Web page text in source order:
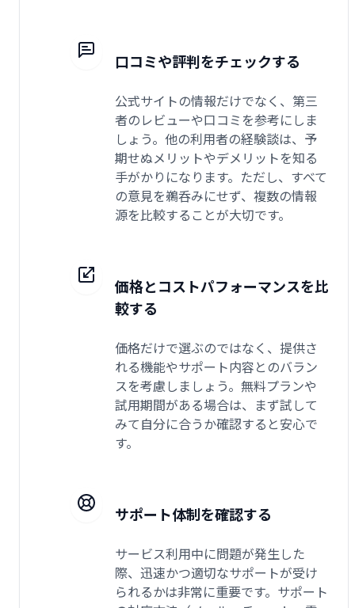
口コミや評判をチェックする
公式サイトの情報だけでなく、第三
者のレビューや口コミを参考にしま
しょう。他の利用者の経験談は、予
期せぬメリットやデメリットを知る
手がかりになります。ただし、すべて
の意見を鵜呑みにせず、複数の情報
源を比較することが大切です。
価格とコストパフォーマンスを比
較する
価格だけで選ぶのではなく、提供さ
れる機能やサポート内容とのバラン
スを考慮しましょう。無料プランや
試用期間がある場合は、まず試して
みて自分に合うか確認すると安心で
す。
サポート体制を確認する
サービス利用中に問題が発生した
際、迅速かつ適切なサポートが受け
られるかは非常に重要です。サポート